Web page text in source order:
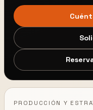
PRODUCCIÓN Y